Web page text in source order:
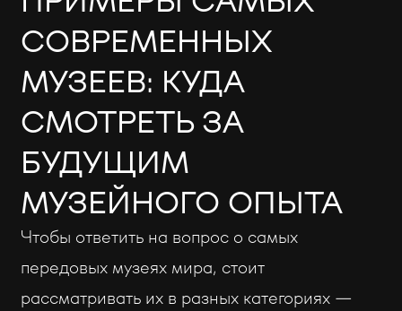
СОВРЕМЕННЫХ
МУЗЕЕВ: КУДА
СМОТРЕТЬ ЗА
БУДУЩИМ
МУЗЕЙНОГО ОПЫТА
Чтобы ответить на вопрос о самых
передовых музеях мира, стоит
рассматривать их в разных категориях —